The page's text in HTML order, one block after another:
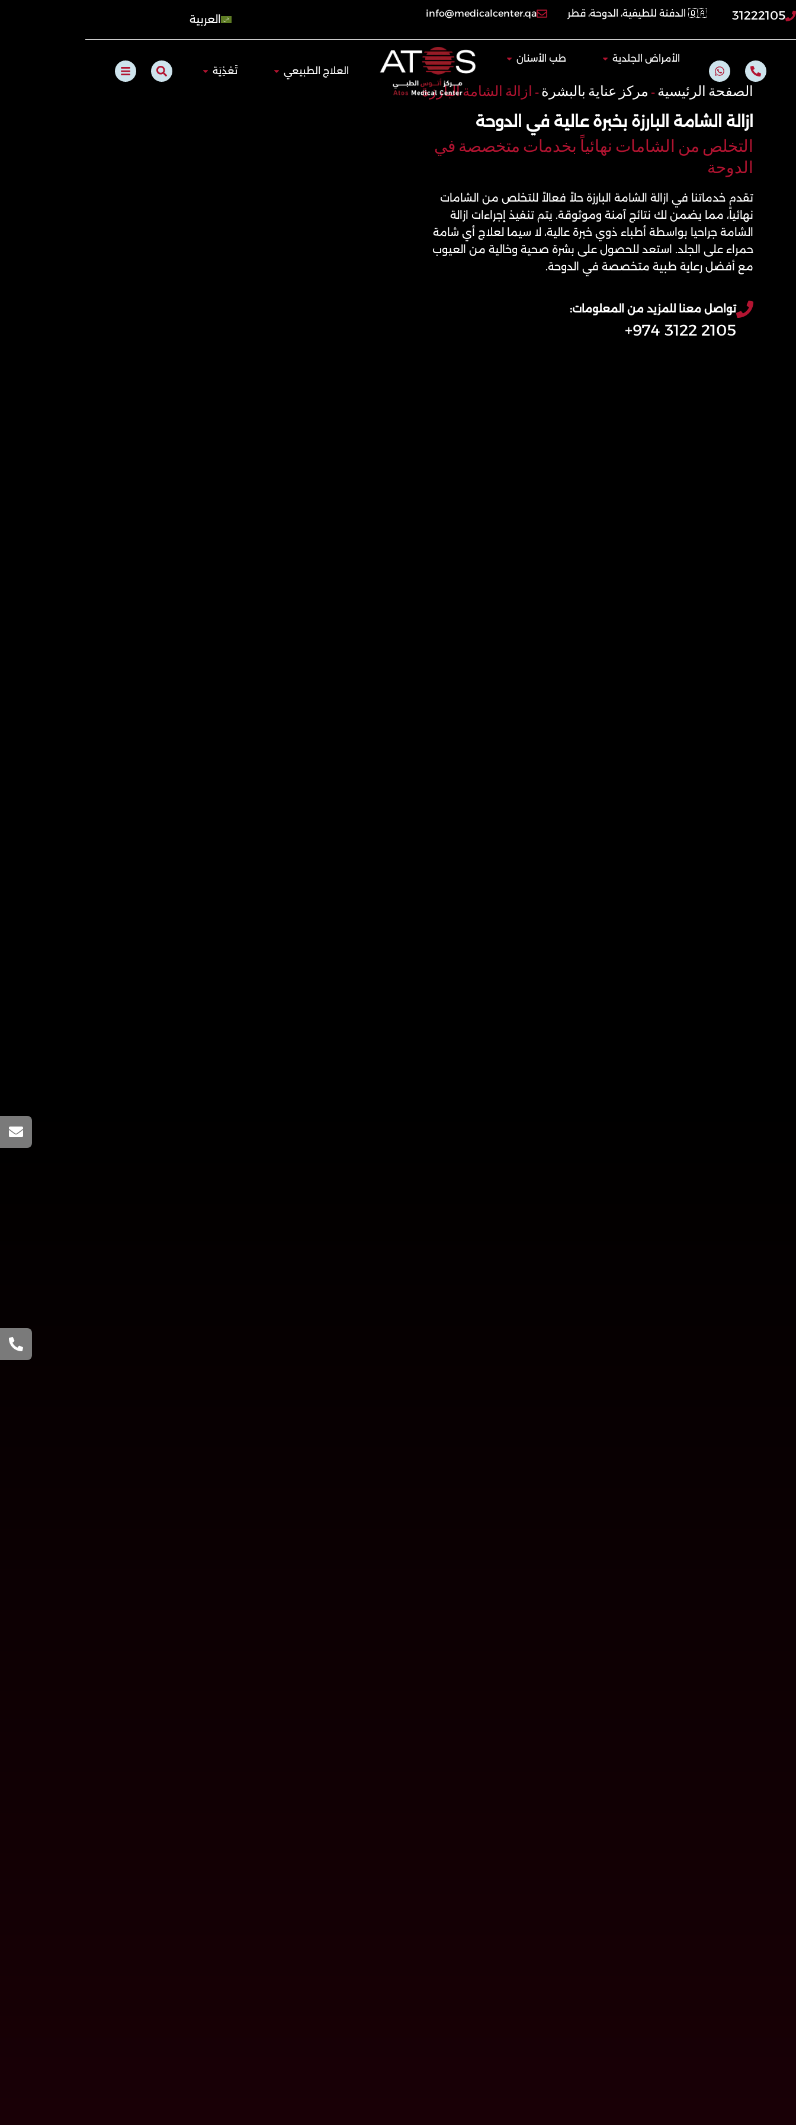
إلى
المحتوى
31222105 🇶🇦 الدفنة للطيفية، الدوحة، قطر info@medicalcenter.qa العربية
P
h
o
n
a
W
h
t
p
الأمراض الجلدية Open الأمراض الجلدية طب الأسنان Open طب الأسنان
العلاج الطبيعي Open العلاج الطبيعي تَغذِيَة Open تَغذِيَة
S
e
B
a
الصفحة الرئيسية- مركز عناية بالبشرة- ازالة الشامة البارزة
ازالة الشامة البارزة بخبرة عالية في الدوحة
التخلص من الشامات نهائياً بخدمات متخصصة في
الدوحة
تقدم خدماتنا في ازالة الشامة البارزة حلاً فعالاً للتخلص من الشامات
نهائياً، مما يضمن لك نتائج آمنة وموثوقة. يتم تنفيذ إجراءات ازالة
الشامة جراحيا بواسطة أطباء ذوي خبرة عالية، لا سيما لعلاج أي شامة
حمراء على الجلد. استعد للحصول على بشرة صحية وخالية من العيوب
مع أفضل رعاية طبية متخصصة في الدوحة.
تواصل معنا للمزيد من المعلومات:
2105 3122 974+